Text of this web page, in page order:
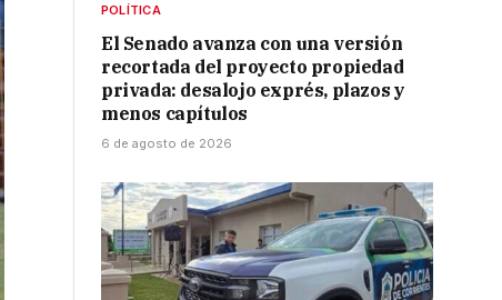
POLÍTICA
El Senado avanza con una versión
recortada del proyecto propiedad
privada: desalojo exprés, plazos y
menos capítulos
6 de agosto de 2026